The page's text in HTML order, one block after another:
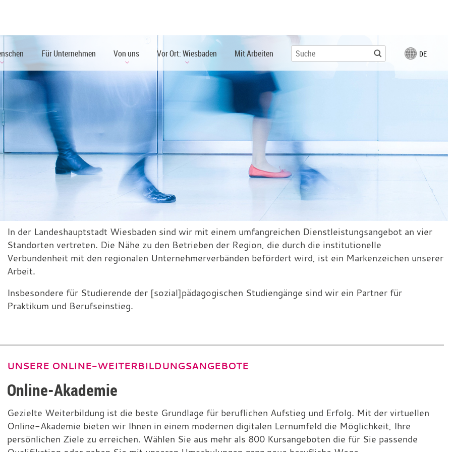
Für Unternehmen Von uns Vor Ort: Wiesbaden
Mit Arbeiten
DE
In der Landeshauptstadt Wiesbaden sind wir mit einem umfangreichen Dienstleistungsangebot an vier
Standorten vertreten. Die Nähe zu den Betrieben der Region, die durch die institutionelle
Verbundenheit mit den regionalen Unternehmerverbänden befördert wird, ist ein Markenzeichen unserer
Arbeit.
Insbesondere für Studierende der [sozial]pädagogischen Studiengänge sind wir ein Partner für
Praktikum und Berufseinstieg.
UNSERE ONLINE-WEITERBILDUNGSANGEBOTE
Online-Akademie
Gezielte Weiterbildung ist die beste Grundlage für beruflichen Aufstieg und Erfolg. Mit der virtuellen
Online-Akademie bieten wir Ihnen in einem modernen digitalen Lernumfeld die Möglichkeit, Ihre
persönlichen Ziele zu erreichen. Wählen Sie aus mehr als 800 Kursangeboten die für Sie passende